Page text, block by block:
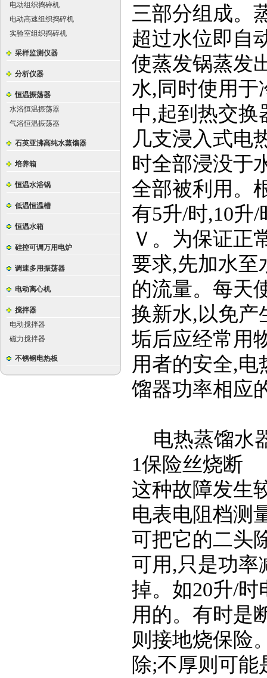
电动组织捣碎机
电动高速组织捣碎机
实验室组织捣碎机
采样监测仪器
分析仪器
恒温振荡器
水浴恒温振荡器
气浴恒温振荡器
石英亚沸高纯水蒸馏器
培养箱
恒温水浴锅
低温恒温槽
恒温水箱
硅控可调万用电炉
调速多用振荡器
电动离心机
搅拌器
电动搅拌器
磁力搅拌器
不锈钢电热板
三部分组成。
超过水位即自
使蒸发锅蒸发
水,同时使用于
中,起到热交换
几支浸入式电
时全部浸没于
全部被利用。
有5升/时,10升/
Ｖ。为保证正
要求,先加水至
的流量。每天
换新水,以免产
垢后应经常用
用者的安全,电
馏器功率相应
电热蒸馏水
1保险丝烧断
这种故障发生
电表电阻档测
可把它的二头
可用 ,只是功率
掉。如20升/时
用的。有时是
则接地烧保险
除;不厚则可能